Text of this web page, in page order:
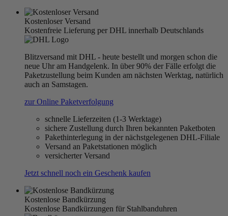
Kostenloser Versand
Kostenfreie Lieferung per DHL innerhalb Deutschlands
Blitzversand mit DHL - heute bestellt und morgen schon die
neue Uhr am Handgelenk. In über 90% der Fälle erfolgt die
Paketzustellung beim Kunden am nächsten Werktag, natürlich
auch an Samstagen.
zur Online Paketverfolgung
schnelle Lieferzeiten (1-3 Werktage)
sichere Zustellung durch Ihren bekannten Paketboten
Pakethinterlegung in der nächstgelegenen DHL-Filiale
Versand an Paketstationen möglich
versicherter Versand
Jetzt schnell noch ein Geschenk kaufen
Kostenlose Bandkürzung
Kostenlose Bandkürzungen für Stahlbanduhren